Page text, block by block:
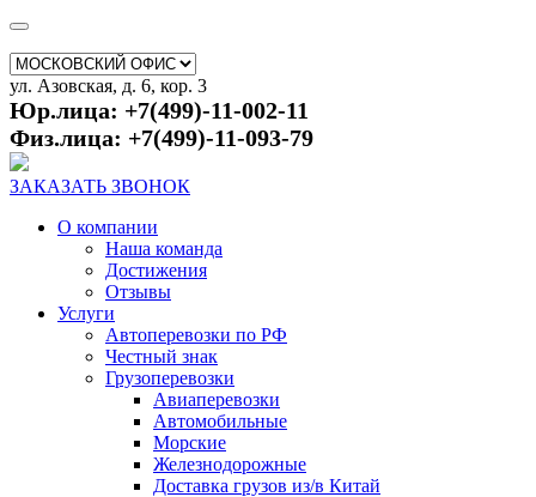
ул. Азовская, д. 6, кор. 3
Юр.лица: +7(499)-11-002-11
Физ.лица: +7(499)-11-093-79
ЗАКАЗАТЬ ЗВОНОК
О компании
Наша команда
Достижения
Отзывы
Услуги
Автоперевозки по РФ
Честный знак
Грузоперевозки
Авиаперевозки
Автомобильные
Морские
Железнодорожные
Доставка грузов из/в Китай